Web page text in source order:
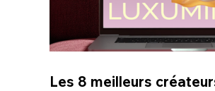
Les 8 meilleurs